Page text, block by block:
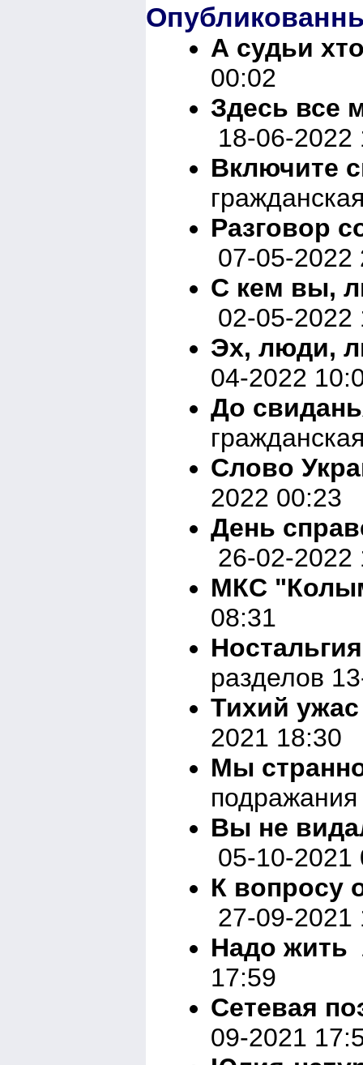
А судьи
00:02
Здесь все
18-06-2022
Включите
Разговор
07-05-2022
С кем вы,
02-05-2022
Эх, люди,
04-2022
До
Слово
2022 00:23
День
26-02-2022
МКС
08:31
разделов
Тихий ужас
2021 18:30
Мы
Вы не
05-10-2021
К вопросу
27-09-2021
Надо жить
17:59
Сетевая
09-2021